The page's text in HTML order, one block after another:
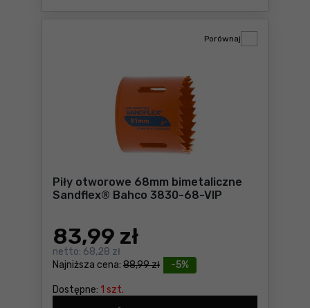
Piły otworowe 68mm bimetaliczne
Sandflex® Bahco 3830-68-VIP
-5%
Najniższa cena: 88,99 zł
83,99 zł
netto: 68,28 zł
Dostępne: 1 szt.
Porównaj